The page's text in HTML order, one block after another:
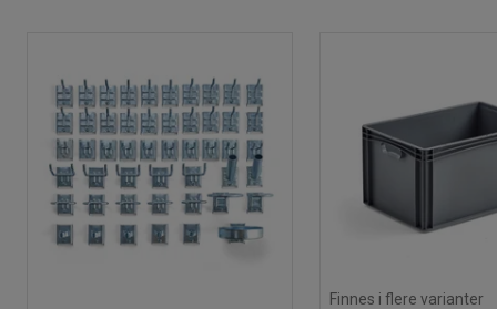
Anbefalt antall personer til håndtering
Beregnet håndteringstid/person
Vekt: 2,01 kg
Finnes i flere varianter